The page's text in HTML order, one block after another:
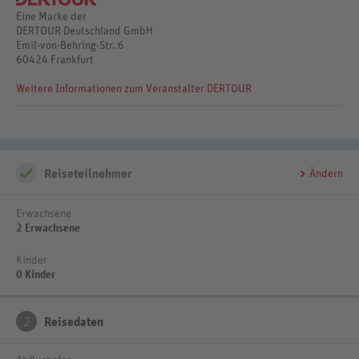
Eine Marke der
DERTOUR Deutschland GmbH
Emil-von-Behring-Str. 6
60424 Frankfurt
Weitere Informationen zum Veranstalter DERTOUR
Reiseteilnehmer Ändern
Erwachsene
2 Erwachsene
Kinder
0 Kinder
2 Reisedaten